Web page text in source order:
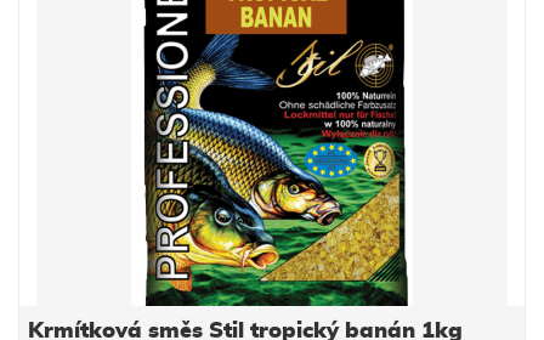
konzistence plníme do krmítek.
Krmítková směs Stil tropický banán 1kg